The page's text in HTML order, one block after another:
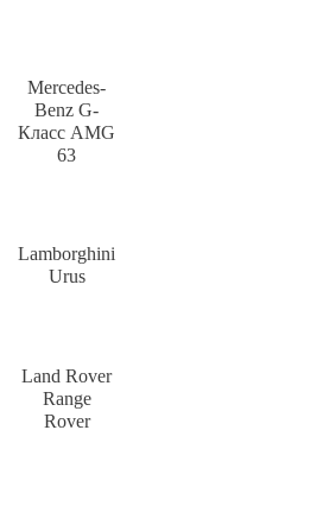
Mercedes-
Benz G-
Класс AMG
63
Lamborghini
Urus
Land Rover
Range
Rover